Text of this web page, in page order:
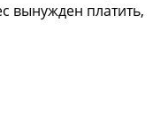
вынужден платить,